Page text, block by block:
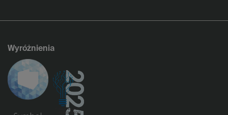
Wyróżnienia